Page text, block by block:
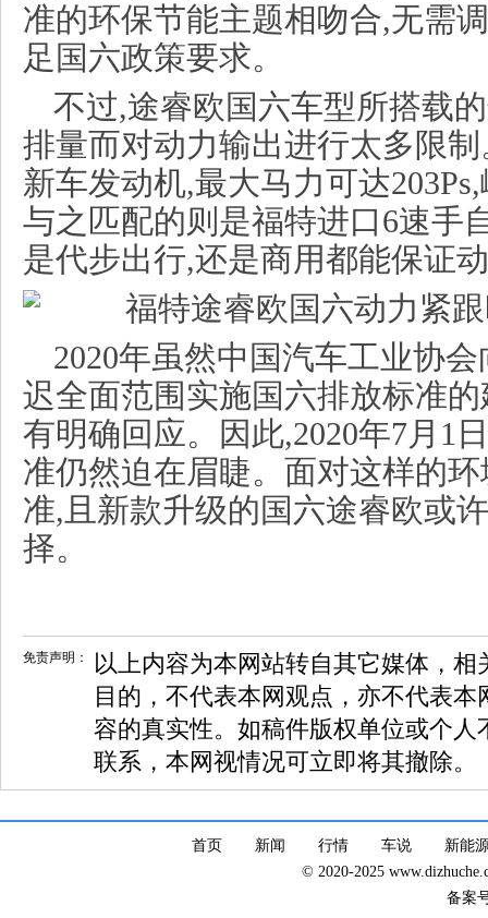
准的环保节能主题相吻合,无需
足国六政策要求。
不过,途睿欧国六车型所搭载
排量而对动力输出进行太多限
新车发动机,最大马力可达
与之匹配的则是福特进口6速手
是代步出行,还是商用都能保证
2020年虽然中国汽车工业协
迟全面范围实施国六排放标准
有明确回应。因此,2020年7月1
准仍然迫在眉睫。面对这样的
准,且新款升级的国六途睿欧或
择。
免责声明：
以上内容为本网站转自其它媒体，
目的，不代表本网观点，亦不代表
容的真实性。如稿件版权单位或个
联系，本网视情况可立即将其撤除。
首页 新闻 行情 车说
新能
© 2020-2025
备案